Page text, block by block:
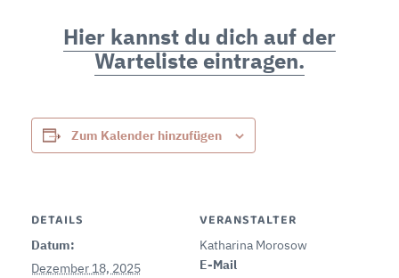
Hier kannst du dich auf der
Warteliste eintragen.
Zum Kalender hinzufügen
DETAILS
Datum:
Dezember 18, 2025
VERANSTALTER
Katharina Morosow
E-Mail